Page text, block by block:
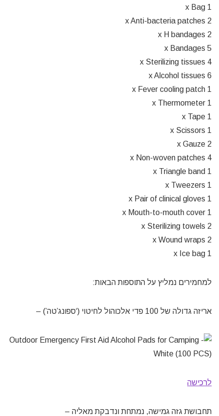
1 x Bag
2 x Anti-bacteria patches
2 x H bandages
5 x Bandages
4 x Sterilizing tissues
6 x Alcohol tissues
1 x Fever cooling patch
1 x Thermometer
1 x Tape
1 x Scissors
2 x Gauze
4 x Non-woven patches
1 x Triangle band
1 x Tweezers
1 x Pair of clinical gloves
1 x Mouth-to-mouth cover
2 x Sterilizing towels
2 x Wound wraps
1 x Ice bag
למחמירים נמליץ על התוספות הבאות:
אריזה גדולה של 100 פדי אלכוהול לחיטוי (‘ספונג’טה’) –
לרכישה
תחבושת גזה גמישה, נמתחת ונדבקת מאליה –